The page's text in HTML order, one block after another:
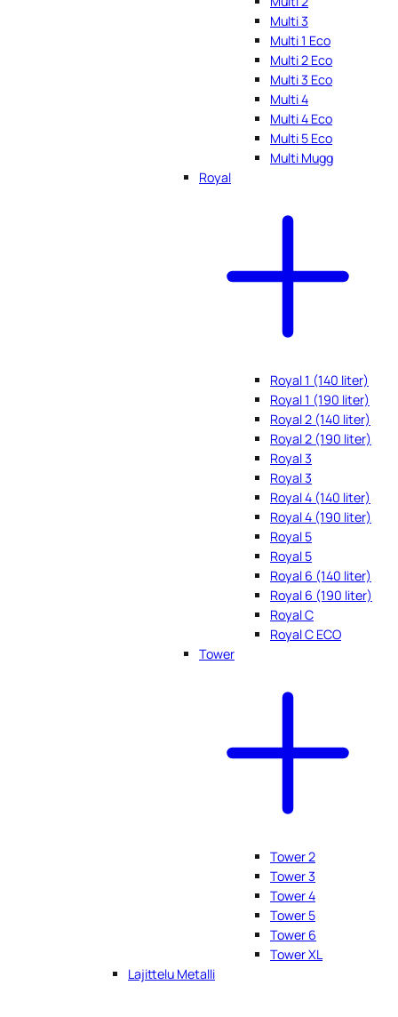
Multi 3
Multi 1 Eco
Multi 2 Eco
Multi 3 Eco
Multi 4
Multi 4 Eco
Multi 5 Eco
Multi Mugg
Royal
Royal 1 (140 liter)
Royal 1 (190 liter)
Royal 2 (140 liter)
Royal 2 (190 liter)
Royal 3
Royal 3
Royal 4 (140 liter)
Royal 4 (190 liter)
Royal 5
Royal 5
Royal 6 (140 liter)
Royal 6 (190 liter)
Royal C
Royal C ECO
Tower
Tower 2
Tower 3
Tower 4
Tower 5
Tower 6
Tower XL
Lajittelu Metalli